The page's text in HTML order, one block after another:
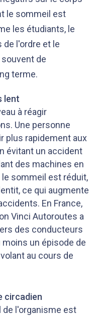
le sommeil est
les étudiants, le
l'ordre et le
de
terme.
lent
à réagir
Une personne
plus rapidement aux
évitant un accident
des machines en
sommeil est réduit,
ce qui augmente
En France,
Vinci Autoroutes a
des conducteurs
un épisode de
au cours de
circadien
l'organisme est